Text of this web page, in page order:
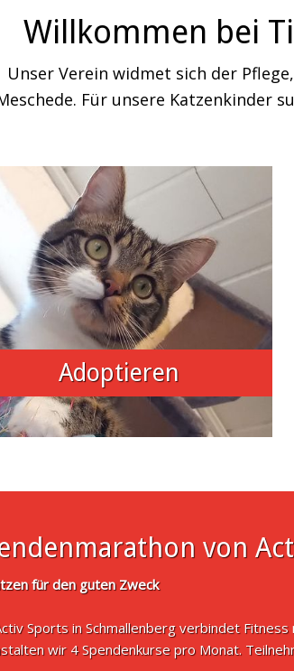
Willkommen bei
Unser Verein widmet sich der
Für unsere Katzenkinder
Adoptieren
von
für den guten Zweck
Sports in Schmallenberg verbindet
wir 4 Spendenkurse pro Monat.